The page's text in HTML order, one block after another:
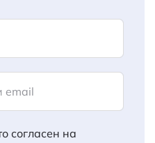
email
согласен на